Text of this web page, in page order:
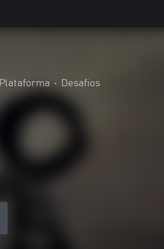
Plataforma • Desafios